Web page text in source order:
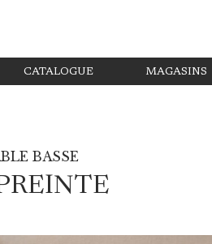
CATALOGUE MAGASINS
BASSE